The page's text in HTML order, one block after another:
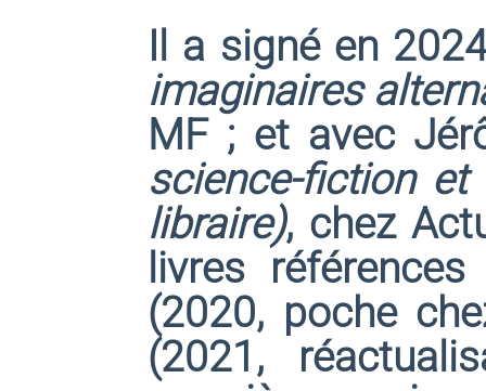
Il a signé en
imaginaires
MF ; et avec
science-fiction
libraire), chez
livres
(2020, poche
(2021,